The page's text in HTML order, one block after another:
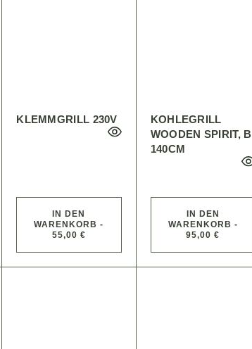
KLEMMGRILL 230V
IN DEN
WARENKORB -
55,00 €
KOHLEGRILL
WOODEN SPIRIT, B
140CM
IN DEN
WARENKORB -
95,00 €